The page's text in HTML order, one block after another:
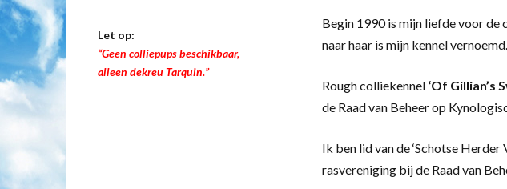
Begin 1990 is mijn liefde voor de
naar haar is mijn kennel vernoemd.
Rough colliekennel ‘Of Gillian’s
de Raad van Beheer op
Ik ben lid van de ‘Schotse Herder
rasvereniging bij de Raad van
Let op:
“Geen colliepups beschikbaar,
alleen dekreu Tarquin.”